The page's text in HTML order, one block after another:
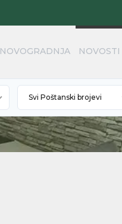
NOVOGRADNJA NOVOSTI
Svi Poštanski brojevi